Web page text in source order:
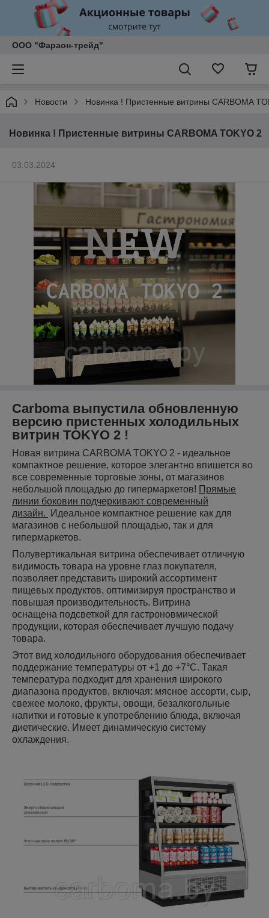
ООО "Фараон-трейд"
Новости Новинка ! Пристенные витрины CARBOMA
Новинка ! Пристенные витрины CARBOMA TOKYO 2
03.03.2024
Carboma выпустила обновленную
версию пристенных холодильных
витрин TOKYO 2 !
Новая витрина CARBOMA TOKYO 2 - идеальное
компактное решение, которое элегантно впишется во
все современные торговые зоны, от магазинов
небольшой площадью до гипермаркетов! Прямые
линии боковин подчеркивают современный
дизайн.
Идеальное компактное решение как для
магазинов с небольшой площадью, так и для
гипермаркетов.
Полувертикальная витрина обеспечивает отличную
видимость товара на уровне глаз покупателя,
позволяет представить широкий ассортимент
пищевых продуктов, оптимизируя пространство и
повышая производительность. Витрина
оснащена подсветкой для гастроновмической
продукции, которая обеспечивает лучшую подачу
товара.
Этот вид холодильного оборудования обеспечивает
поддержание температуры от +1 до +7°С. Такая
температура подходит для хранения широкого
диапазона продуктов, включая: мясное ассорти, сыр,
свежее молоко, фрукты, овощи, безалкогольные
напитки и готовые к употреблению блюда, включая
диетические. Имеет динамическую систему
охлаждения.